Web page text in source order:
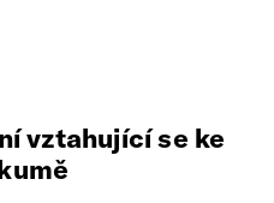
vztahující se ke